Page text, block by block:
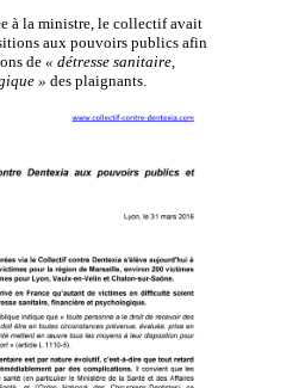
à la ministre, le collectif avait
aux pouvoirs publics afin
de « détresse sanitaire,
» des plaignants.